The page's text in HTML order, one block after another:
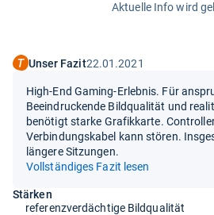
Aktuelle Info wird
Unser Fazit22.01.2021
High-End Gaming-Erlebnis. Für
Beeindruckende Bildqualität und
benötigt starke Grafikkarte.
Verbindungskabel kann stören.
längere Sitzungen.
Vollständiges Fazit lesen
Stärken
referenzverdächtige Bildqualität